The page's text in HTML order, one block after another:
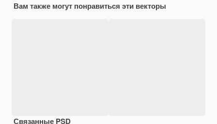
Вам также могут понравиться эти векторы
Связанные PSD